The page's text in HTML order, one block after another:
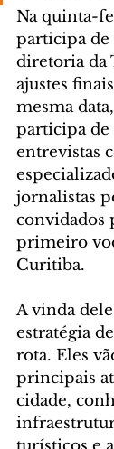
Na quinta-
participa de
diretoria da
ajustes
mesma
participa de
entrevistas
jornalistas
convidados
primeiro
Curitiba.
A vinda
estratégia
rota. Eles
principais
cidade,